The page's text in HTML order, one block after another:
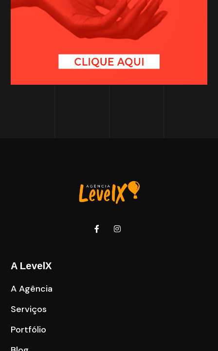
A LevelX
A Agência
Serviços
Portfólio